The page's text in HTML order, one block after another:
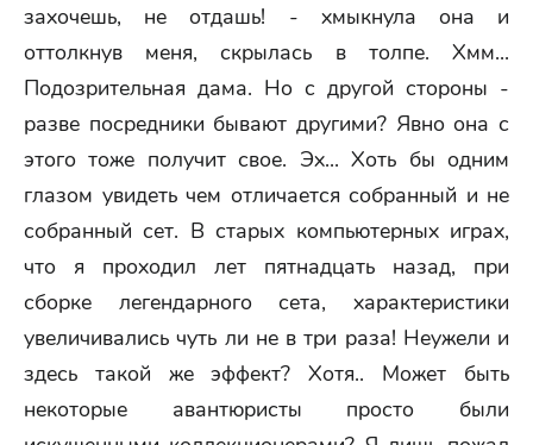
захочешь, не отдашь! - хмыкнула она и
оттолкнув меня, скрылась в толпе. Хмм...
Подозрительная дама. Но с другой стороны -
разве посредники бывают другими? Явно она с
этого тоже получит свое. Эх... Хоть бы одним
глазом увидеть чем отличается собранный и не
собранный сет. В старых компьютерных играх,
что я проходил лет пятнадцать назад, при
сборке легендарного сета, характеристики
увеличивались чуть ли не в три раза! Неужели и
здесь такой же эффект? Хотя.. Может быть
некоторые авантюристы просто были